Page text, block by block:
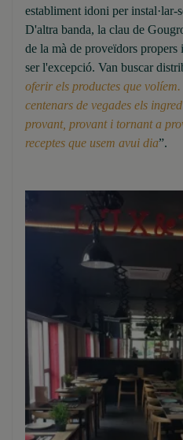
establiment idoni per instal·lar-
D'altra banda, la clau de
de la mà de proveïdors propers
ser l'excepció. Van buscar
oferir els productes que
centenars de vegades els
provant, provant i tornant a
receptes que usem avui dia”.